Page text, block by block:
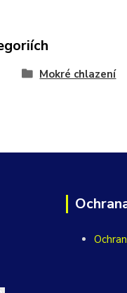
Mokré chlazení